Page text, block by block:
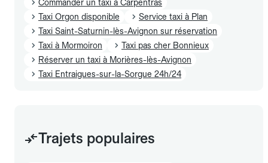
Commander un taxi à Carpentras
Taxi Orgon disponible
Service taxi à Plan
Taxi Saint-Saturnin-lès-Avignon sur réservation
Taxi à Mormoiron
Taxi pas cher Bonnieux
Réserver un taxi à Morières-lès-Avignon
Taxi Entraigues-sur-la-Sorgue 24h/24
Trajets populaires